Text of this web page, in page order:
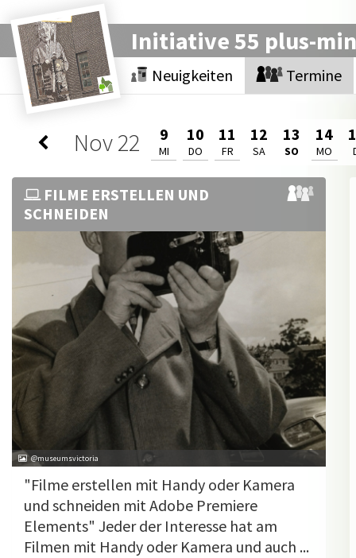
Initiative 55 plus-
Neuigkeiten Termine
Nov22 9
MI
10
DO
11
FR
12
SA
13
SO
14
MO
FILME ERSTELLEN UND
SCHNEIDEN
@museumsvictoria
"Filme erstellen mit Handy oder Kamera
und schneiden mit Adobe Premiere
Elements" Jeder der Interesse hat am
Filmen mit Handy oder Kamera und auch ...